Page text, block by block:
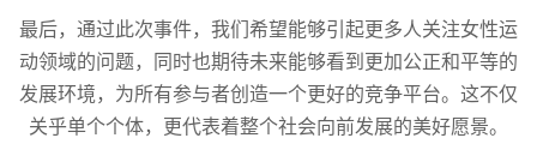
最后，通过此次事件，我们希望能够引起更多人关注女性运
动领域的问题，同时也期待未来能够看到更加公正和平等的
发展环境，为所有参与者创造一个更好的竞争平台。这不仅
关乎单个个体，更代表着整个社会向前发展的美好愿景。